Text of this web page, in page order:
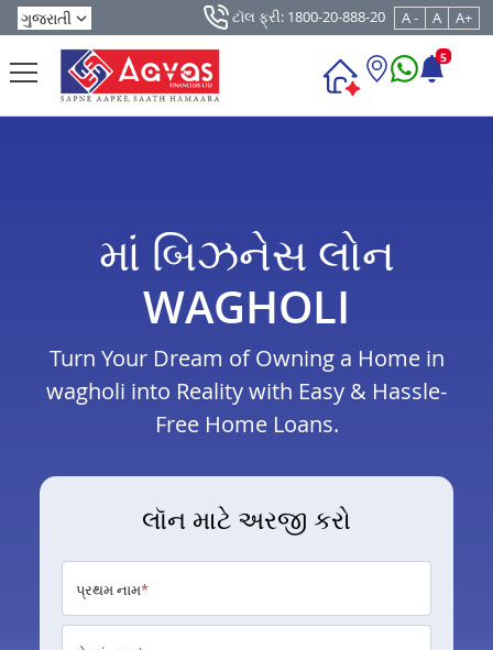
ટૉલ ફ્રી: 1800-20-888-20 A - A A+
5
માં બિઝનેસ લોન
WAGHOLI
Turn Your Dream of Owning a Home in
wagholi into Reality with Easy & Hassle-
Free Home Loans.
લૉન માટે અરજી કરો
પ્રથમ નામ*